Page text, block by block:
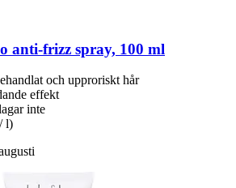
anti-​frizz spray, 100 ml
och upproriskt hår
effekt
inte
l)